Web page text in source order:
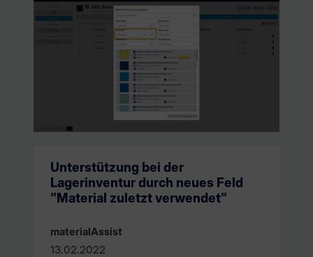
Unterstützung bei der
Lagerinventur durch neues Feld
"Material zuletzt verwendet"
materialAssist
13.02.2022